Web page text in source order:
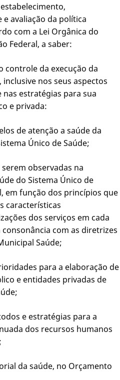
avaliação da política
com a Lei Orgânica do
Federal, a saber:
controle da execução da
nos seus aspectos
estratégias para sua
e privada:
de atenção a saúde da
Único de Saúde;
observadas na
do Sistema Único de
em função dos princípios que
características
dos serviços em cada
com as diretrizes
Saúde;
para a elaboração de
e entidades privadas de
e estratégias para a
dos recursos humanos
da saúde, no Orçamento